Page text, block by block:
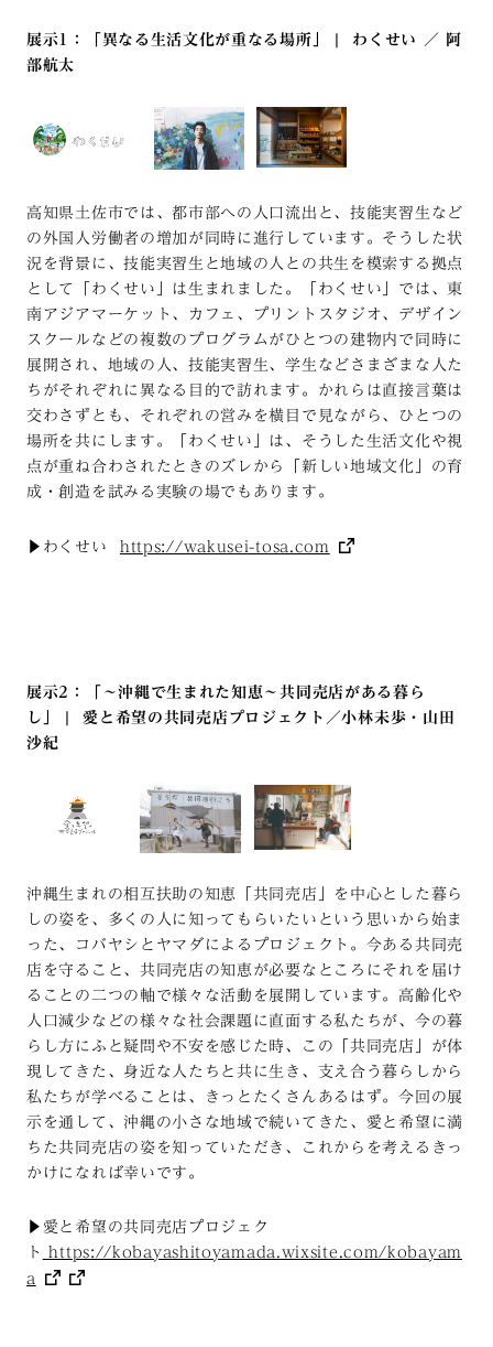
展示1：「異なる生活文化が重なる場所」 |
わくせい ／ 阿
部航太
高知県土佐市では、都市部への人口流出と、技能実習生など
の外国人労働者の増加が同時に進行しています。そうした状
況を背景に、技能実習生と地域の人との共生を模索する拠点
として「わくせい」は生まれました。「わくせい」では、東
南アジアマーケット、カフェ、プリントスタジオ、デザイン
スクールなどの複数のプログラムがひとつの建物内で同時に
展開され、地域の人、技能実習生、学生などさまざまな人た
ちがそれぞれに異なる目的で訪れます。かれらは直接言葉は
交わさずとも、それぞれの営みを横目で見ながら、ひとつの
場所を共にします。「わくせい」は、そうした生活文化や視
点が重ね合わされたときのズレから「新しい地域文化」の育
成・創造を試みる実験の場でもあります。
▶︎わくせい https://wakusei-tosa.com
展示2：「～沖縄で生まれた知恵～共同売店がある暮ら
し」
愛と希望の共同売店プロジェクト／小林未歩・山田
沙紀
沖縄生まれの相互扶助の知恵「共同売店」を中心とした暮ら
しの姿を、多くの人に知ってもらいたいという思いから始ま
った、コバヤシとヤマダによるプロジェクト。今ある共同売
店を守ること、共同売店の知恵が必要なところにそれを届け
ることの二つの軸で様々な活動を展開しています。高齢化や
人口減少などの様々な社会課題に直面する私たちが、今の暮
らし方にふと疑問や不安を感じた時、この「共同売店」が体
現してきた、身近な人たちと共に生き、支え合う暮らしから
私たちが学べることは、きっとたくさんあるはず。今回の展
示を通して、沖縄の小さな地域で続いてきた、愛と希望に満
ちた共同売店の姿を知っていただき、これからを考えるきっ
かけになれば幸いです。
▶︎愛と希望の共同売店プロジェク
ト
https://kobayashitoyamada.wixsite.com/kobayam
a